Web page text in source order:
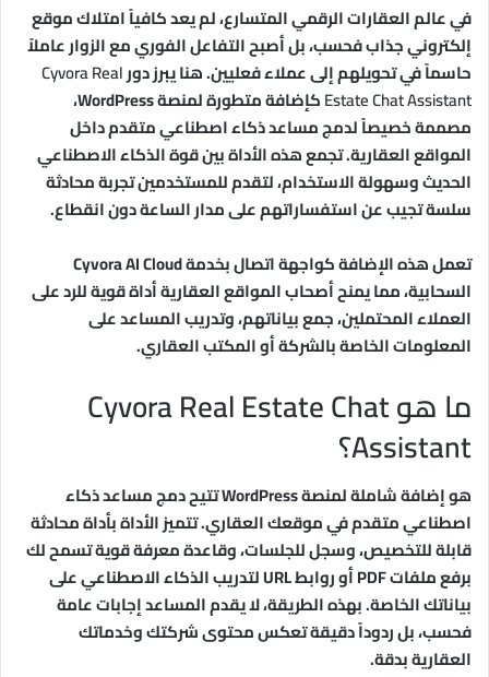
في عالم العقارات الرقمي المتسارع، لم يعد كافياً امتلاك موقع
إلكتروني جذاب فحسب، بل أصبح التفاعل الفوري مع الزوار عاملاً
حاسماً في تحويلهم إلى عملاء فعليين. هنا يبرز دورCyvora Real
Estate Chat Assistant
كإضافة متطورة لمنصة WordPress،
مصممة خصيصاً لدمج مساعد ذكاء اصطناعي متقدم داخل
المواقع العقارية. تجمع هذه الأداة بين قوة الذكاء الاصطناعي
الحديث وسهولة الاستخدام، لتقدم للمستخدمين تجربة محادثة
سلسة تجيب عن استفساراتهم على مدار الساعة دون انقطاع.
تعمل هذه الإضافة كواجهة اتصال بخدمة Cyvora AI Cloud
السحابية، مما يمنح أصحاب المواقع العقارية أداة قوية للرد على
العملاء المحتملين، جمع بياناتهم، وتدريب المساعد على
المعلومات الخاصة بالشركة أو المكتب العقاري.
ما هو Cyvora Real Estate Chat
Assistant؟
هو إضافة شاملة لمنصة WordPress تتيح دمج مساعد ذكاء
اصطناعي متقدم في موقعك العقاري. تتميز الأداة بأداة محادثة
قابلة للتخصيص، وسجل للجلسات، وقاعدة معرفة قوية تسمح لك
برفع ملفات PDF أو روابط URL لتدريب الذكاء الاصطناعي على
بياناتك الخاصة. بهذه الطريقة، لا يقدم المساعد إجابات عامة
فحسب، بل ردوداً دقيقة تعكس محتوى شركتك وخدماتك
العقارية بدقة.